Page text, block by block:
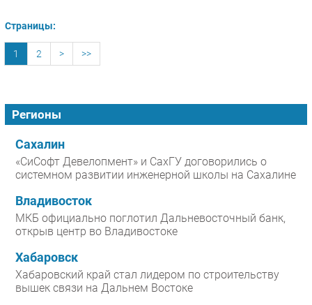
Страницы:
1 2 > >>
Регионы
Сахалин
«СиСофт Девелопмент» и СахГУ договорились о
системном развитии инженерной школы на Сахалине
Владивосток
МКБ официально поглотил Дальневосточный банк,
открыв центр во Владивостоке
Хабаровск
Хабаровский край стал лидером по строительству
вышек связи на Дальнем Востоке